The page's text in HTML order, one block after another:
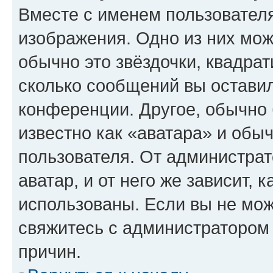
Вместе с именем
изображения. Одно из них
обычно это звёздочки,
сколько сообщений вы
конференции. Другое,
известно как «аватара» и
пользователя. От
аватар, и от него же зависит,
использованы. Если вы не
свяжитесь с
причин.